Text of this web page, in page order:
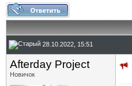
28.10.2022, 15:51
Afterday Project
Новичок